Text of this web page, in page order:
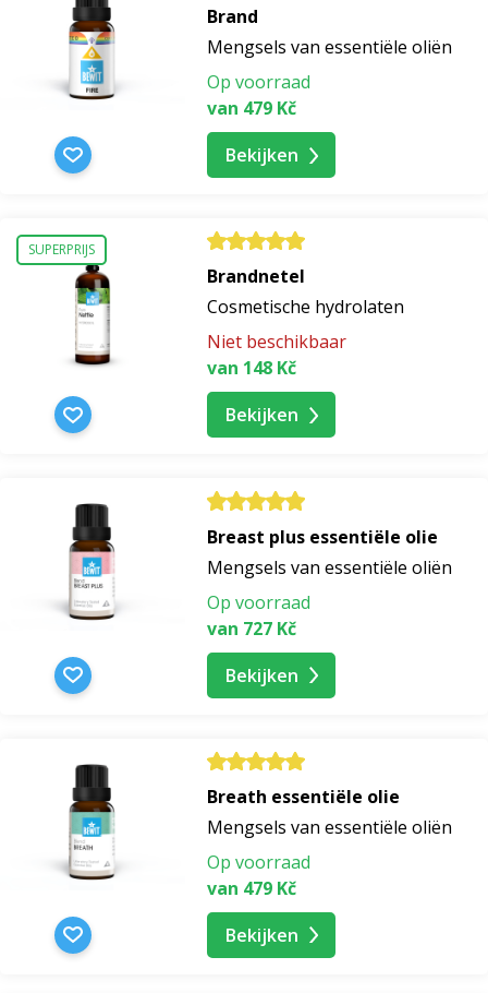
Brand
Mengsels van essentiële oliën
Op voorraad
van 479 Kč
Bekijken
SUPERPRIJS
Brandnetel
Cosmetische hydrolaten
Niet beschikbaar
van 148 Kč
Bekijken
Breast plus essentiële olie
Mengsels van essentiële oliën
Op voorraad
van 727 Kč
Bekijken
Breath essentiële olie
Mengsels van essentiële oliën
Op voorraad
van 479 Kč
Bekijken